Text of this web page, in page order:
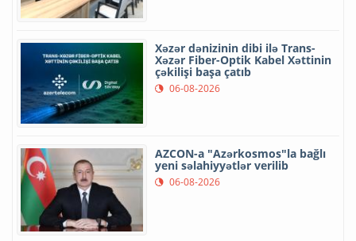
Xəzər dənizinin dibi ilə Trans-
Xəzər Fiber-Optik Kabel Xəttinin
çəkilişi başa çatıb
06-08-2026
AZCON-a "Azərkosmos"la bağlı
yeni səlahiyyətlər verilib
06-08-2026